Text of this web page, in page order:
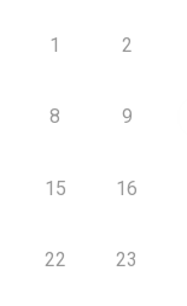
1 2
8 9
15 16
22 23